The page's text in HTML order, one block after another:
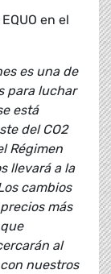
en el
es una de
para luchar
está
del CO2
Régimen
llevará a la
cambios
más
al
nuestros